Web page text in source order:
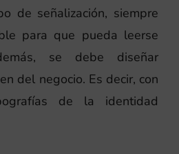
de señalización, siempre
para que pueda leerse
se debe diseñar
del negocio. Es decir, con
de la identidad